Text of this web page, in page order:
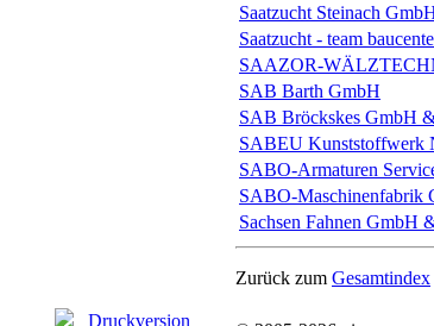
Saatzucht Steinach
Saatzucht - team
SAAZOR-
SAB Barth GmbH
SAB Bröckskes GmbH
SABEU Kunststoffwerk
SABO-Armaturen
SABO-Maschinenfabrik
Sachsen Fahnen GmbH
Zurück zum Gesamtindex
Druckversion